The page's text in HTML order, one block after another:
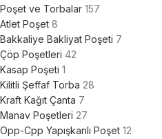
Poşet ve Torbalar 157
Atlet Poşet 8
Bakkaliye Bakliyat Poşeti 7
Çöp Poşetleri 42
Kasap Poşeti 1
Kilitli Şeffaf Torba 28
Kraft Kağıt Çanta 7
Manav Poşetleri 27
Opp-Cpp Yapışkanlı Poşet 12